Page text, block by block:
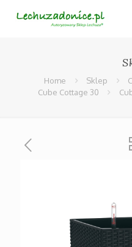
Home Sklep
Cube Cottage 30